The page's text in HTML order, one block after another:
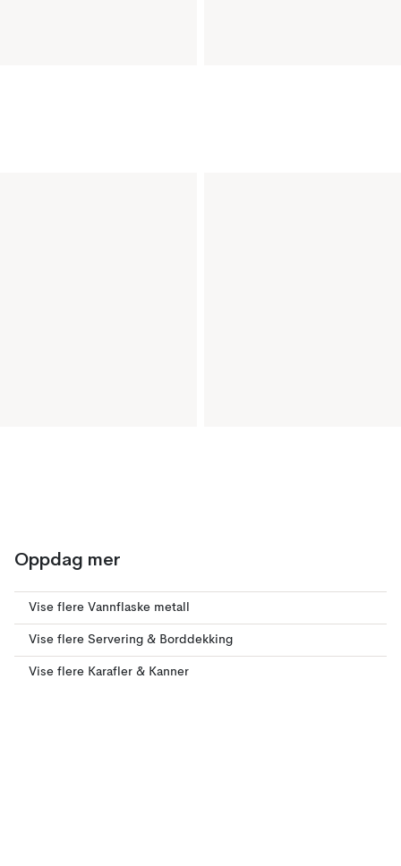
Oppdag mer
Vise flere Vannflaske metall
Vise flere Servering & Borddekking
Vise flere Karafler & Kanner